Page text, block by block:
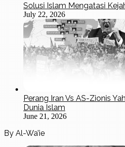
Solusi Islam Mengatasi
July 22, 2026
Perang Iran Vs AS-Zionis
Dunia Islam
June 21, 2026
By Al-Wa’ie